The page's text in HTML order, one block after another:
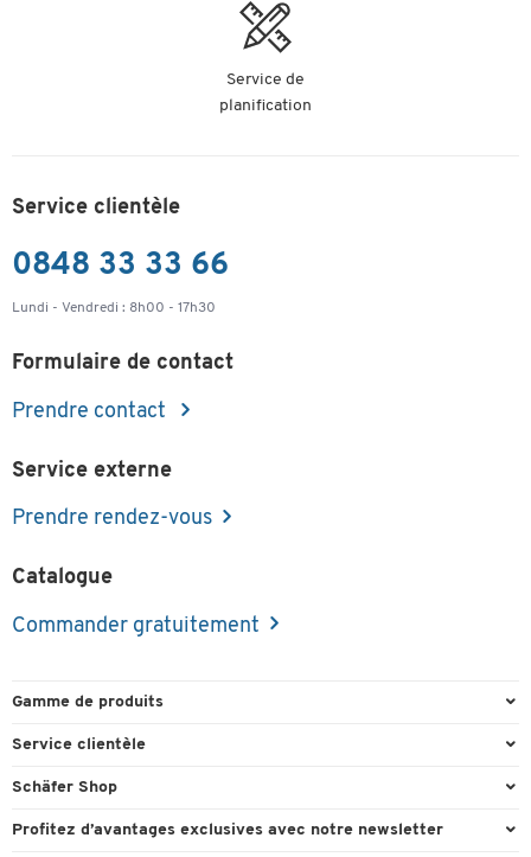
Service de
planification
Service clientèle
0848 33 33 66
Lundi - Vendredi : 8h00 - 17h30
Formulaire de contact
Prendre contact
Service externe
Prendre rendez-vous
Catalogue
Commander gratuitement
Gamme de produits
Emballage et expédition
Fournitures de bureau
Service clientèle
Commande directe
Schäfer Shop
Experts en environnement de travail
Profitez d’avantages exclusives avec notre newsletter